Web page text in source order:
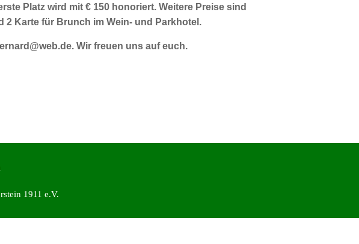
Platz wird mit € 150 honoriert. Weitere Preise sind
2 Karte für Brunch im Wein- und Parkhotel.
. Wir freuen uns auf euch.
1911 e.V.